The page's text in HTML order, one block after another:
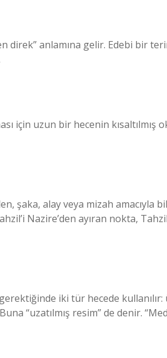
direk” anlamına gelir. Edebi bir
için uzun bir hecenin kısaltılmış
şaka, alay veya mizah amacıyla
Nazire’den ayıran nokta,
iki tür hecede
“uzatılmış resim” de denir.